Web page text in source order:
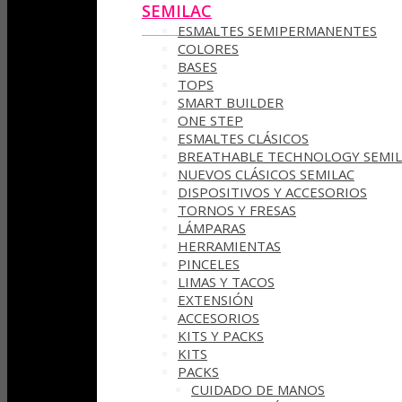
SEMILAC
ESMALTES SEMIPERMANENTES
COLORES
BASES
TOPS
SMART BUILDER
ONE STEP
ESMALTES CLÁSICOS
BREATHABLE TECHNOLOGY
NUEVOS CLÁSICOS SEMILAC
DISPOSITIVOS Y ACCESORIOS
TORNOS Y FRESAS
LÁMPARAS
HERRAMIENTAS
PINCELES
LIMAS Y TACOS
EXTENSIÓN
ACCESORIOS
KITS Y PACKS
KITS
PACKS
CUIDADO DE MANOS